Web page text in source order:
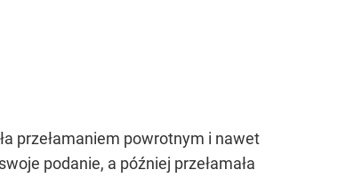
przełamaniem powrotnym i nawet
podanie, a później przełamała